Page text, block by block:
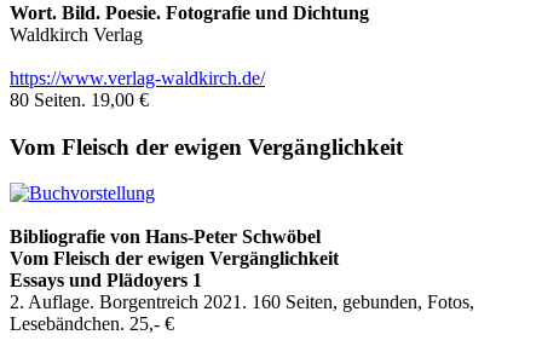
Wort. Bild. Poesie. Fotografie und Dichtung
Waldkirch Verlag
https://www.verlag-waldkirch.de/
80 Seiten. 19,00 €
Vom Fleisch der ewigen Vergänglichkeit
Bibliografie von Hans-Peter Schwöbel
Vom Fleisch der ewigen Vergänglichkeit
Essays und Plädoyers 1
2. Auflage. Borgentreich 2021. 160 Seiten, gebunden, Fotos,
Lesebändchen. 25,- €